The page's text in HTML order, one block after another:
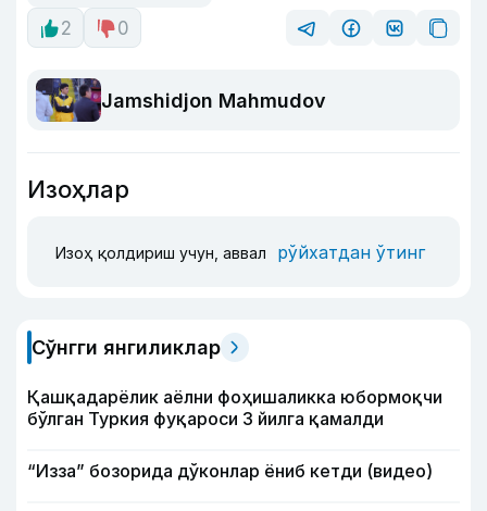
2
0
Jamshidjon Mahmudov
Изоҳлар
Изоҳ қолдириш учун, аввал рўйхатдан ўтинг
Сўнгги янгиликлар
Қашқадарёлик аёлни фоҳишаликка юбормоқчи
бўлган Туркия фуқароси 3 йилга қамалди
“Изза” бозорида дўконлар ёниб кетди (видео)